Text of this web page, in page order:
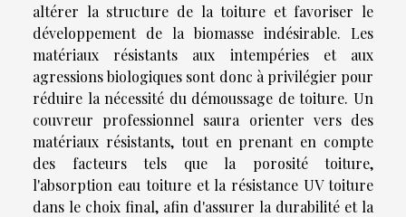
altérer la structure de la toiture et favoriser le
développement de la biomasse indésirable. Les
matériaux résistants aux intempéries et aux
agressions biologiques sont donc à privilégier pour
réduire la nécessité du démoussage de toiture. Un
couvreur professionnel saura orienter vers des
matériaux résistants, tout en prenant en compte
des facteurs tels que la porosité toiture,
l'absorption eau toiture et la résistance UV toiture
dans le choix final, afin d'assurer la durabilité et la